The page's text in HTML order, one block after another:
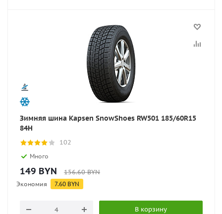
Зимняя шина Kapsen SnowShoes RW501 185/60R15
84H
102
Много
149 BYN 156.60BYN
Экономия 7.60 BYN
В корзину